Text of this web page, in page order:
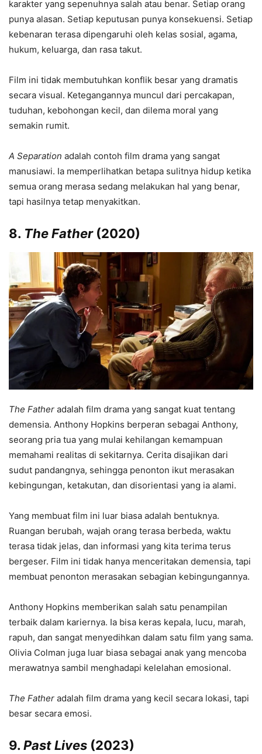
karakter yang sepenuhnya salah atau benar. Setiap orang
punya alasan. Setiap keputusan punya konsekuensi. Setiap
kebenaran terasa dipengaruhi oleh kelas sosial, agama,
hukum, keluarga, dan rasa takut.
Film ini tidak membutuhkan konflik besar yang dramatis
secara visual. Ketegangannya muncul dari percakapan,
tuduhan, kebohongan kecil, dan dilema moral yang
semakin rumit.
A Separation adalah contoh film drama yang sangat
manusiawi. Ia memperlihatkan betapa sulitnya hidup ketika
semua orang merasa sedang melakukan hal yang benar,
tapi hasilnya tetap menyakitkan.
8. The Father(2020)
The Father adalah film drama yang sangat kuat tentang
demensia. Anthony Hopkins berperan sebagai Anthony,
seorang pria tua yang mulai kehilangan kemampuan
memahami realitas di sekitarnya. Cerita disajikan dari
sudut pandangnya, sehingga penonton ikut merasakan
kebingungan, ketakutan, dan disorientasi yang ia alami.
Yang membuat film ini luar biasa adalah bentuknya.
Ruangan berubah, wajah orang terasa berbeda, waktu
terasa tidak jelas, dan informasi yang kita terima terus
bergeser. Film ini tidak hanya menceritakan demensia, tapi
membuat penonton merasakan sebagian kebingungannya.
Anthony Hopkins memberikan salah satu penampilan
terbaik dalam kariernya. Ia bisa keras kepala, lucu, marah,
rapuh, dan sangat menyedihkan dalam satu film yang sama.
Olivia Colman juga luar biasa sebagai anak yang mencoba
merawatnya sambil menghadapi kelelahan emosional.
The Father adalah film drama yang kecil secara lokasi, tapi
besar secara emosi.
9. Past Lives (2023)